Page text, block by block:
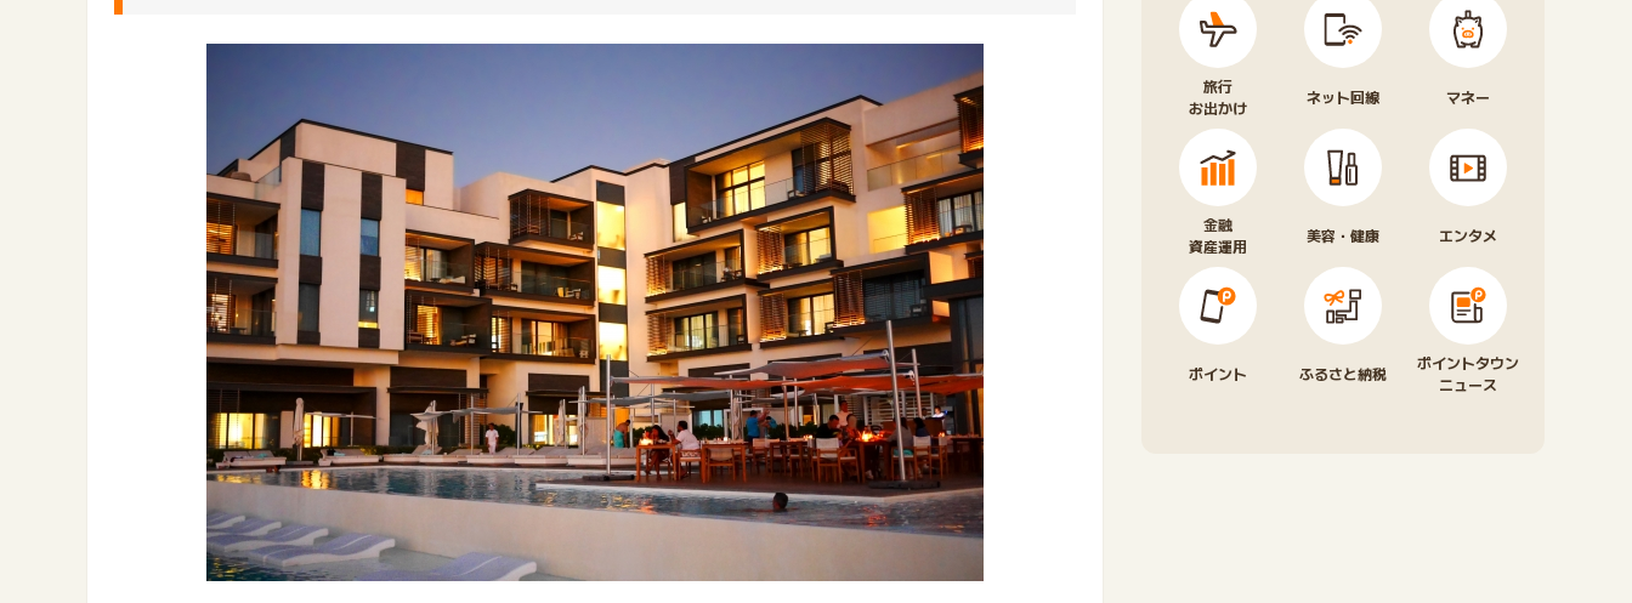
旅行
お出かけ
ネット回線 マネー
金融
資産運用
美容・健康 エンタメ
ポイント ふるさと納税
ポイントタウン
ニュース